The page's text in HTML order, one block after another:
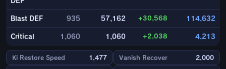
Blast DEF 935 57,162 +30,568 114,632
Critical 1,060 1,060 +2,038 4,213
Ki Restore Speed 1,477 Vanish Recover 2,000